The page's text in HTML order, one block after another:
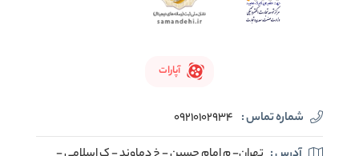
آپارات
شماره تماس : 09210102934